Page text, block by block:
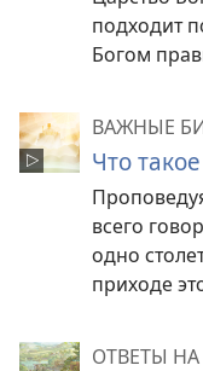
подходит
Богом
ВАЖНЫЕ
Что
всего
одно
приходе
ОТВЕТЫ